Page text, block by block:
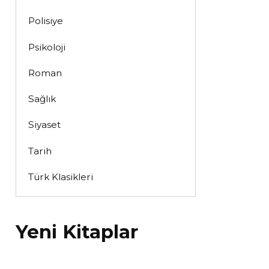
Polisiye
Psikoloji
Roman
Sağlık
Siyaset
Tarih
Türk Klasikleri
Yeni Kitaplar